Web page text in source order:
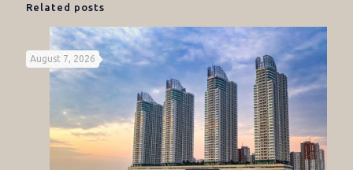
Related posts
August 7, 2026